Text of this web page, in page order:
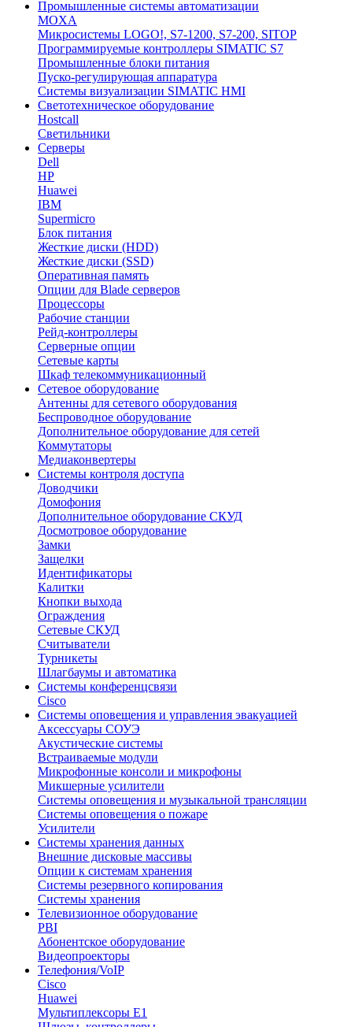
Промышленные системы автоматизации
MOXA
Микросистемы LOGO!, S7-1200, S7-200, SITOP
Программируемые контроллеры SIMATIC S7
Промышленные блоки питания
Пуско-регулирующая аппаратура
Системы визуализации SIMATIC HMI
Светотехническое оборудование
Hostcall
Светильники
Серверы
Dell
HP
Huawei
IBM
Supermicro
Блок питания
Жесткие диски (HDD)
Жесткие диски (SSD)
Оперативная память
Опции для Blade серверов
Процессоры
Рабочие станции
Рейд-контроллеры
Серверные опции
Сетевые карты
Шкаф телекоммуникационный
Сетевое оборудование
Антенны для сетевого оборудования
Беспроводное оборудование
Дополнительное оборудование для сетей
Коммутаторы
Медиаконвертеры
Системы контроля доступа
Доводчики
Домофония
Дополнительное оборудование СКУД
Досмотровое оборудование
Замки
Защелки
Идентификаторы
Калитки
Кнопки выхода
Ограждения
Сетевые СКУД
Считыватели
Турникеты
Шлагбаумы и автоматика
Системы конференцсвязи
Cisco
Системы оповещения и управления эвакуацией
Аксессуары СОУЭ
Акустические системы
Встраиваемые модули
Микрофонные консоли и микрофоны
Микшерные усилители
Системы оповещения и музыкальной трансляции
Системы оповещения о пожаре
Усилители
Системы хранения данных
Внешние дисковые массивы
Опции к системам хранения
Системы резервного копирования
Системы хранения
Телевизионное оборудование
PBI
Абонентское оборудование
Видеопроекторы
Телефония/VoIP
Cisco
Huawei
Мультиплексоры E1